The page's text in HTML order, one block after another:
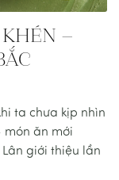
–
ta chưa kịp nhìn
món ăn mới
giới thiệu lần